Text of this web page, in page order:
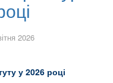
2026
у 2026 році